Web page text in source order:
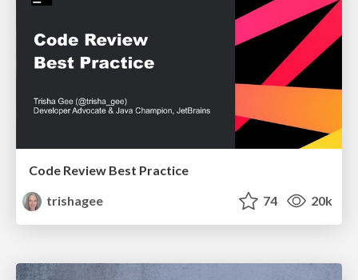
Code Review Best Practice
trishagee
74 20k